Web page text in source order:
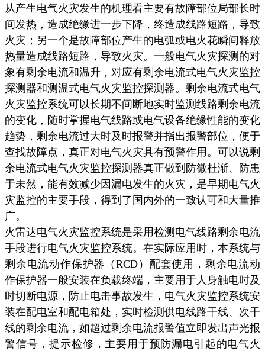
从产生电气火灾发生的机理看主要有故障部位局部长时
间发热，造成绝缘进一步下降，终造成线路短路，导致
火灾；另一个是故障部位产生的电弧或电火花瞬间释放
热量造成线路短路，导致火灾。一般电气火灾探测的对
象有剩余电流和温升，对应有剩余电流式电气火灾监控
探测器和测温式电气火灾监控探测器。剩余电流式电气
火灾监控系统可以长期不间断地实时监测线路剩余电流
的变化，随时掌握电气线路或电气设备绝缘性能的变化
趋势，剩余电流过大时及时报警并指出报警部位，便于
查找故障点，真正对电气火灾具有预警作用。可以说剩
余电流式电气火灾监控探测器真正做到防微杜渐、防患
于未然，能有效减少因漏电发生的火灾，是早期电气火
灾监控的主要手段，得到了国内外的一致认可和大量推
广。
火雷达电气火灾监控系统是采用检测电气线路剩余电流
手段进行电气火灾监控系统。在实际应用时，本系统与
剩余电流动作保护器（RCD）配套使用，剩余电流动
作保护器一般安装在负载终端，主要用于人身触电时及
时切断电源，防止电击事故发生，电气火灾监控系统安
装在配电室和配电箱处，实时检测供电线路干线、次干
线的剩余电流，如超过剩余电流报警值立即发出声光报
警信号，提示检修，主要用于预防漏电引起的电气火